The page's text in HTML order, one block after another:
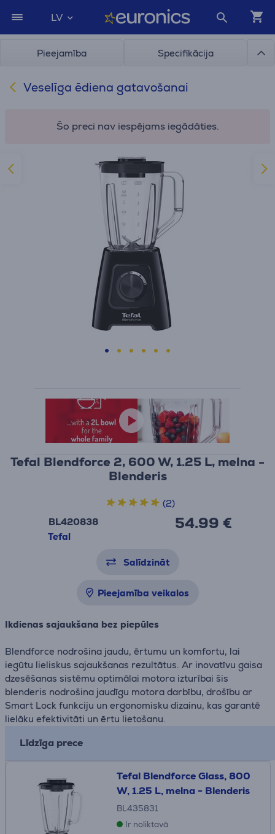
LV
Pieejamība Specifikācija
Veselīga ēdiena gatavošanai
Šo preci nav iespējams iegādāties.
Tefal Blendforce 2, 600 W, 1.25 L, melna -
Blenderis
BL420838
Tefal
54.99 €
(2)
Salīdzināt
Pieejamība veikalos
Ikdienas sajaukšana bez piepūles
Blendforce nodrošina jaudu, ērtumu un komfortu, lai
iegūtu lieliskus sajaukšanas rezultātus. Ar inovatīvu gaisa
dzesēšanas sistēmu optimālai motora izturībai šis
blenderis nodrošina jaudīgu motora darbību, drošību ar
Smart Lock funkciju un ergonomisku dizainu, kas garantē
lielāku efektivitāti un ērtu lietošanu.
Līdzīga prece
Tefal Blendforce Glass, 800
W, 1.25 L, melna - Blenderis
BL435831
Ir noliktavā